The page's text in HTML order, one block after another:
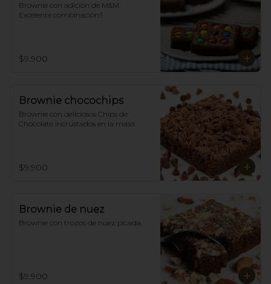
Brownie con adición de M&M.
Excelente combinación!!
$9.900
Brownie chocochips
Brownie con deliciosos Chips de
Chocolate incrustados en la masa.
$9.900
Brownie de nuez
Brownie con trozos de nuez picada.
$9.900